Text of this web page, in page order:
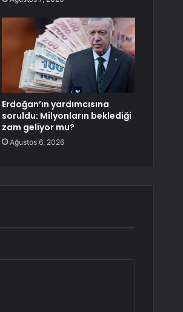
Erdoğan’ın yardımcısına
soruldu: Milyonların beklediği
zam geliyor mu?
Ağustos 6, 2026